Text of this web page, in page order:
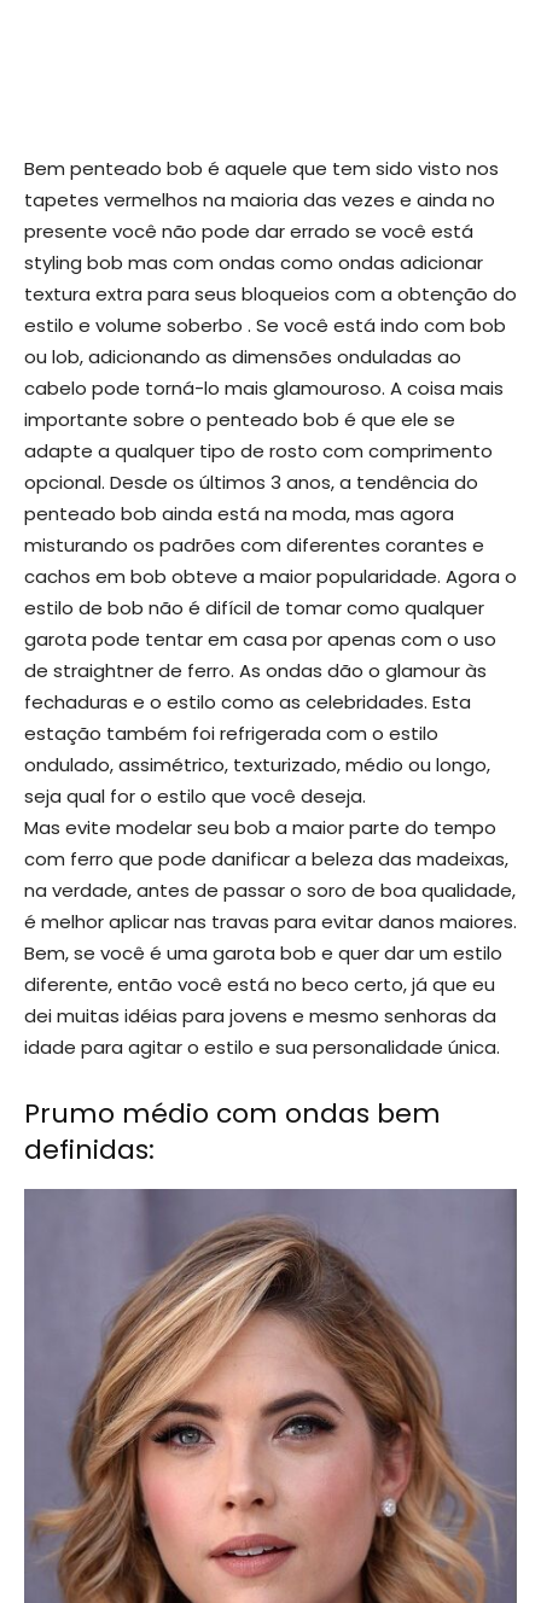
Bem penteado bob é aquele que tem sido visto nos
tapetes vermelhos na maioria das vezes e ainda no
presente você não pode dar errado se você está
styling bob mas com ondas como ondas adicionar
textura extra para seus bloqueios com a obtenção do
estilo e volume soberbo . Se você está indo com bob
ou lob, adicionando as dimensões onduladas ao
cabelo pode torná-lo mais glamouroso. A coisa mais
importante sobre o penteado bob é que ele se
adapte a qualquer tipo de rosto com comprimento
opcional. Desde os últimos 3 anos, a tendência do
penteado bob ainda está na moda, mas agora
misturando os padrões com diferentes corantes e
cachos em bob obteve a maior popularidade. Agora o
estilo de bob não é difícil de tomar como qualquer
garota pode tentar em casa por apenas com o uso
de straightner de ferro. As ondas dão o glamour às
fechaduras e o estilo como as celebridades. Esta
estação também foi refrigerada com o estilo
ondulado, assimétrico, texturizado, médio ou longo,
seja qual for o estilo que você deseja.
Mas evite modelar seu bob a maior parte do tempo
com ferro que pode danificar a beleza das madeixas,
na verdade, antes de passar o soro de boa qualidade,
é melhor aplicar nas travas para evitar danos maiores.
Bem, se você é uma garota bob e quer dar um estilo
diferente, então você está no beco certo, já que eu
dei muitas idéias para jovens e mesmo senhoras da
idade para agitar o estilo e sua personalidade única.
Prumo médio com ondas bem
definidas: